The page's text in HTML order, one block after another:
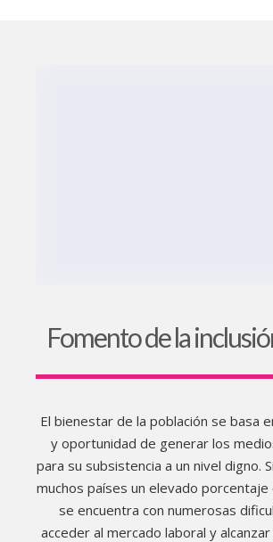
Fomento de la
El bienestar de la población se basa
y oportunidad de generar los
para su subsistencia a un nivel digno.
muchos países un elevado porcentaje
se encuentra con numerosas
acceder al mercado laboral y